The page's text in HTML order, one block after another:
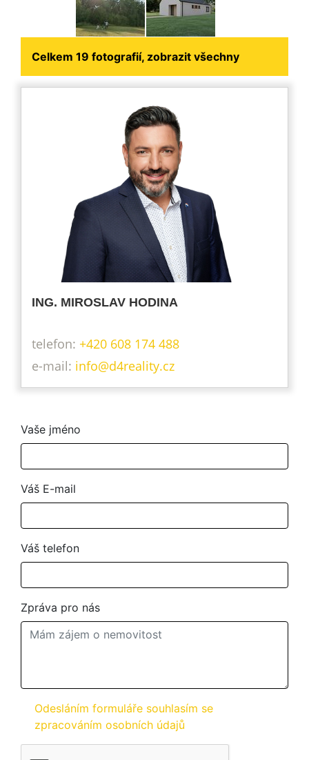
Celkem 19 fotografií, zobrazit všechny
ING. MIROSLAV HODINA
telefon: +420 608 174 488
info@d4reality.cz
Vaše jméno
Váš E-mail
Váš telefon
Zpráva pro nás
Odesláním formuláře souhlasím se
zpracováním osobních údajů